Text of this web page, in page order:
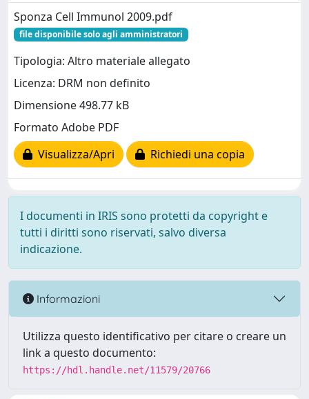
Sponza Cell Immunol 2009.pdf
file disponibile solo agli amministratori
Tipologia: Altro materiale allegato
Licenza: DRM non definito
Dimensione 498.77 kB
Formato Adobe PDF
Visualizza/Apri
Richiedi una copia
I documenti in IRIS sono protetti da copyright e
tutti i diritti sono riservati, salvo diversa
indicazione.
Informazioni
Utilizza questo identificativo per citare o creare un
link a questo documento:
https://hdl.handle.net/11579/20766